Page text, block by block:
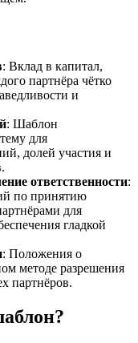
: Вклад в капитал,
партнёра чётко
и
: Шаблон
для
долей участия и
ответственности:
по принятию
для
гладкой
: Положения о
методе разрешения
партнёров.